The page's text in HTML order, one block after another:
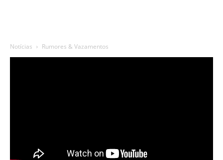
Notícias Rumores & Vazamentos